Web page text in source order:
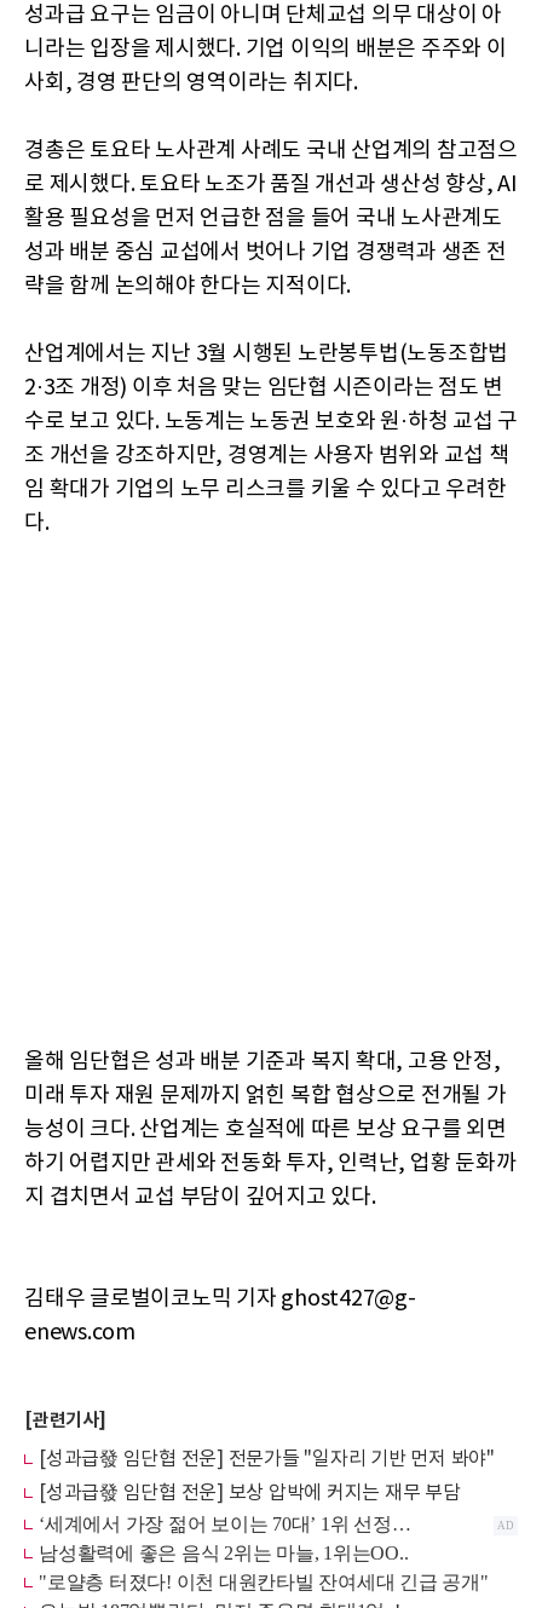
성과급 요구는 임금이 아니며 단체교섭 의무 대상이 아
니라는 입장을 제시했다. 기업 이익의 배분은 주주와 이
사회, 경영 판단의 영역이라는 취지다.
경총은 토요타 노사관계 사례도 국내 산업계의 참고점으
로 제시했다. 토요타 노조가 품질 개선과 생산성 향상, AI
활용 필요성을 먼저 언급한 점을 들어 국내 노사관계도
성과 배분 중심 교섭에서 벗어나 기업 경쟁력과 생존 전
략을 함께 논의해야 한다는 지적이다.
산업계에서는 지난 3월 시행된 노란봉투법(노동조합법
2·3조 개정) 이후 처음 맞는 임단협 시즌이라는 점도 변
수로 보고 있다. 노동계는 노동권 보호와 원·하청 교섭 구
조 개선을 강조하지만, 경영계는 사용자 범위와 교섭 책
임 확대가 기업의 노무 리스크를 키울 수 있다고 우려한
다.
올해 임단협은 성과 배분 기준과 복지 확대, 고용 안정,
미래 투자 재원 문제까지 얽힌 복합 협상으로 전개될 가
능성이 크다. 산업계는 호실적에 따른 보상 요구를 외면
하기 어렵지만 관세와 전동화 투자, 인력난, 업황 둔화까
지 겹치면서 교섭 부담이 깊어지고 있다.
김태우 글로벌이코노믹 기자 ghost427@g-
enews.com
[관련기사]
[성과급發 임단협 전운] 전문가들 "일자리 기반 먼저 봐야"
[성과급發 임단협 전운] 보상 압박에 커지는 재무 부담